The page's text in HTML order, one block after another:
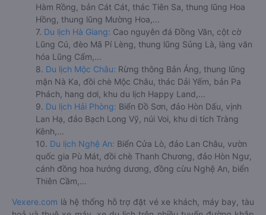
Hàm Rồng, bản Cát Cát, thác Tiên Sa, thung lũng Hoa
Hồng, thung lũng Mường Hoa,...
7. Du lịch Hà Giang: Cao nguyên đá Đồng Văn, cột cờ
Lũng Cú, đèo Mã Pí Lèng, thung lũng Sủng Là, làng văn
hóa Lũng Cẩm,...
8. Du lịch Mộc Châu: Rừng thông Bản Áng, thung lũng
mận Nà Ka, đồi chè Mộc Châu, thác Dải Yếm, bản Pa
Phách, hang dơi, khu du lịch Happy Land,...
9. Du lịch Hải Phòng: Biển Đồ Sơn, đảo Hòn Dấu, vịnh
Lan Hạ, đảo Bạch Long Vỹ, núi Voi, khu di tích Tràng
Kênh,...
10. Du lịch Nghệ An: Biển Cửa Lò, đảo Lan Châu, vườn
quốc gia Pù Mát, đồi chè Thanh Chương, đảo Hòn Ngư,
cánh đồng hoa hướng dương, đồng cừu Nghệ An, biển
Thiên Cầm,...
Vexere.com là hệ thống hỗ trợ đặt vé xe khách, máy bay, tàu